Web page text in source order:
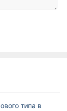
типа в